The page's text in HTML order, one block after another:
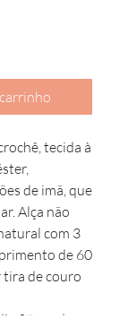
tecida à
de imã, que
Alça não
com 3
de 60
tira de couro